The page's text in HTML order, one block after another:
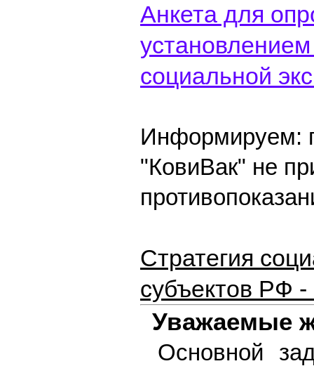
Анкета для
социальной
Информируем:
"КовиВак" не
Стратегия
субъектов РФ -
Уважаемые
Основной